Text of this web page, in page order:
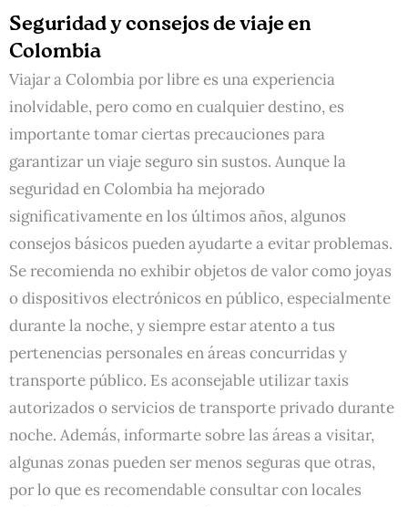
Seguridad y consejos de viaje en
Colombia
Viajar a Colombia por libre es una experiencia
inolvidable, pero como en cualquier destino, es
importante tomar ciertas precauciones para
garantizar un viaje seguro sin sustos. Aunque la
seguridad en Colombia ha mejorado
significativamente en los últimos años, algunos
consejos básicos pueden ayudarte a evitar problemas.
Se recomienda no exhibir objetos de valor como joyas
o dispositivos electrónicos en público, especialmente
durante la noche, y siempre estar atento a tus
pertenencias personales en áreas concurridas y
transporte público. Es aconsejable utilizar taxis
autorizados o servicios de transporte privado durante
noche. Además, informarte sobre las áreas a visitar,
algunas zonas pueden ser menos seguras que otras,
por lo que es recomendable consultar con locales